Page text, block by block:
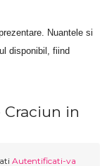
Nuantele si
disponibil, fiind
in
Autentificati-va